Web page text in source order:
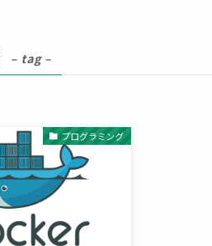
– tag –
プログラミング